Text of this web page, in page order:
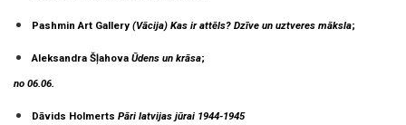
Pashmin Art Gallery (Vācija) Kas ir attēls? Dzīve un uztveres māksla;
Aleksandra Šļahova Ūdens un krāsa;
no 06.06.
Dāvids Holmerts Pāri latvijas jūrai 1944-1945